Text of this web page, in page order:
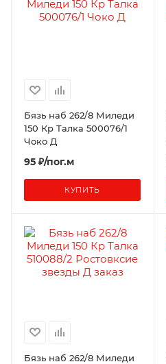
Бязь наб 262/8 Миледи
150 Кр Талка 500076/1
Чоко Д
95 ₽/пог.м
КУПИТЬ
Бязь наб 262/8 Миледи